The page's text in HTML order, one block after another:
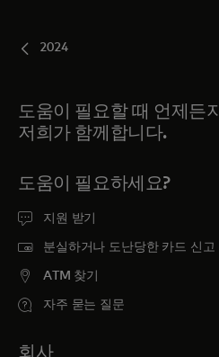
2024
도움이 필요할 때 언제든지
저희가 함께합니다.
도움이 필요하세요?
지원 받기
분실하거나 도난당한 카드 신고
ATM 찾기
자주 묻는 질문
회사